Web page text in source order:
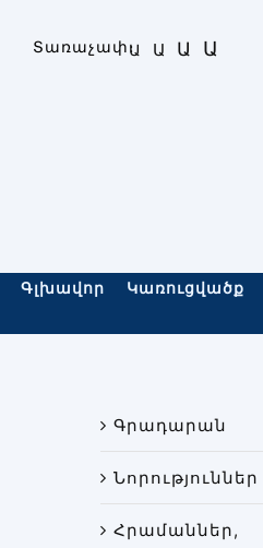
Տառաչափ։Ա Ա Ա Ա
Գլխավոր Կառուցվածք
Գրադարան
Նորություններ
Հրամաններ,